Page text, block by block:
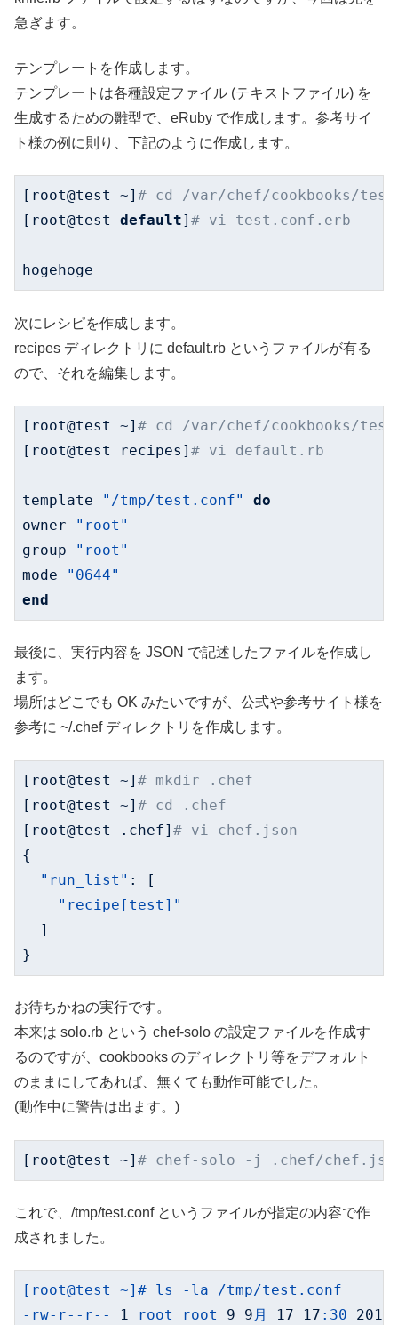
急ぎます。
テンプレートを作成します。
テンプレートは各種設定ファイル (テキストファイル) を
生成するための雛型で、eRuby で作成します。参考サイ
ト様の例に則り、下記のように作成します。
[root@test ~] # cd /var/chef/cookbooks/
[root@test default] # vi test.conf.erb
hogehoge
次にレシピを作成します。
recipes ディレクトリに default.rb というファイルが有る
ので、それを編集します。
[root@test ~] # cd /var/chef/cookbooks/
[root@test recipes] # vi default.rb
template "/tmp/test.conf"
do
owner
"root"
group
"root"
mode
"0644"
end
最後に、実行内容を JSON で記述したファイルを作成し
ます。
場所はどこでも OK みたいですが、公式や参考サイト様を
参考に ~/.chef ディレクトリを作成します。
[root@test ~] # mkdir .chef
[root@test ~] # cd .chef
[root@test .chef] # vi chef.json
{
"run_list" : [
"recipe[test]"
  ]
}
お待ちかねの実行です。
本来は solo.rb という chef-solo の設定ファイルを作成す
るのですが、cookbooks のディレクトリ等をデフォルト
のままにしてあれば、無くても動作可能でした。
(動作中に警告は出ます。)
[root@test ~] # chef-solo -j .chef/
これで、/tmp/test.conf というファイルが指定の内容で作
成されました。
[root@test ~]# ls -la
/tmp/test.conf
-rw-r--r--
1 root root 9 9月 17 17 :30
2013